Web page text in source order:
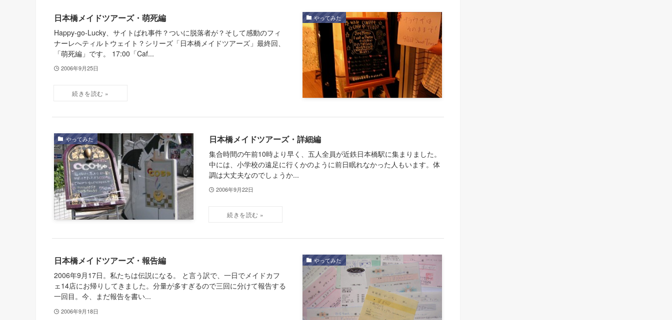
やってみた
日本橋メイドツアーズ・萌死編
Happy-go-Lucky、サイトばれ事件？ついに脱落者が？そして感動のフィ
ナーレへティルトウェイト？シリーズ「日本橋メイドツアーズ」最終回、
「萌死編」です。 17:00「Caf...
2006年9月25日
やってみた 日本橋メイドツアーズ・詳細編
集合時間の午前10時より早く、五人全員が近鉄日本橋駅に集まりました。
中には、小学校の遠足に行くかのように前日眠れなかった人もいます。体
調は大丈夫なのでしょうか...
2006年9月22日
やってみた
日本橋メイドツアーズ・報告編
2006年9月17日。私たちは伝説になる。 と言う訳で、一日でメイドカフ
ェ14店にお帰りしてきました。分量が多すぎるので三回に分けて報告する
一回目。今、まだ報告を書い...
2006年9月18日